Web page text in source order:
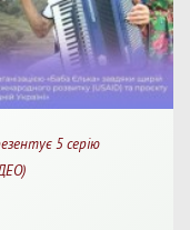
5 серію